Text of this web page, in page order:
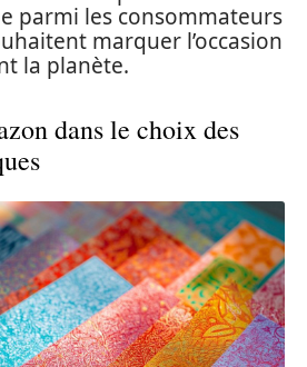
parmi les consommateurs
marquer l’occasion
la planète.
dans le choix des